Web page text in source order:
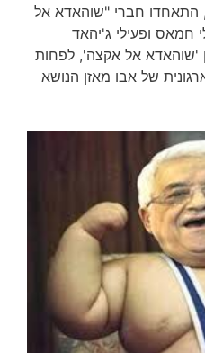
התאחדו חברי "שוהאדא אל
חמאס ופעילי ג'יהאד
'שוהאדא אל אקצה', לפחות
של אבו מאזן הנושא